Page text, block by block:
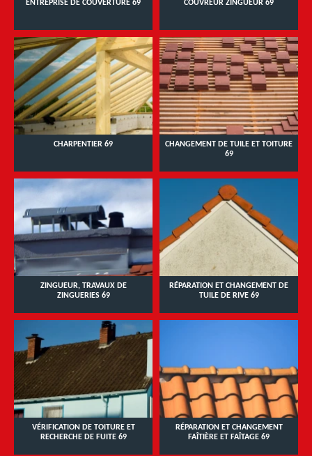
ENTREPRISE DE COUVERTURE 69 COUVREUR ZINGUEUR 69
CHARPENTIER 69
CHANGEMENT DE TUILE ET TOITURE
69
ZINGUEUR, TRAVAUX DE
ZINGUERIES 69
RÉPARATION ET CHANGEMENT DE
TUILE DE RIVE 69
VÉRIFICATION DE TOITURE ET
RECHERCHE DE FUITE 69
RÉPARATION ET CHANGEMENT
FAÎTIÈRE ET FAÎTAGE 69